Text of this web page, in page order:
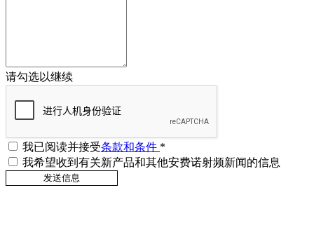
请勾选以继续
我已阅读并接受条款和条件 *
我希望收到有关新产品和其他安费诺射频新闻的信息